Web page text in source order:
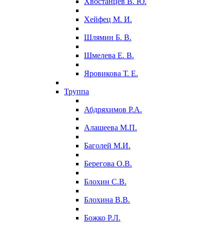
Хейфец М. И.
Шлямин Б. В.
Шмелева Е. В.
Яровикова Т. Е.
Труппа
Абдряхимов Р.А.
Алашеева М.П.
Баголей М.И.
Берегова О.В.
Блохин С.В.
Блохина В.В.
Божко Р.Л.